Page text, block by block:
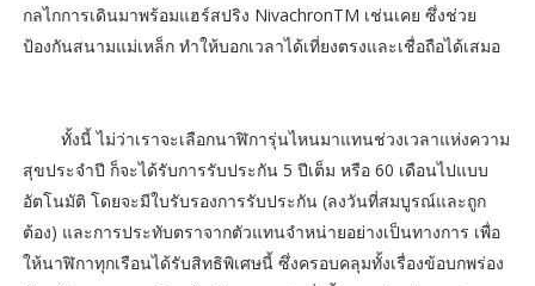
กลไกการเดินมาพร้อมแฮร์สปริง NivachronTM เช่นเคย ซึ่งช่วย
ป้องกันสนามแม่เหล็ก ทำให้บอกเวลาได้เที่ยงตรงและเชื่อถือได้เสมอ
ทั้งนี้ ไม่ว่าเราจะเลือกนาฬิการุ่นไหนมาแทนช่วงเวลาแห่งความ
สุขประจำปี ก็จะได้รับการรับประกัน 5 ปีเต็ม หรือ 60 เดือนไปแบบ
อัตโนมัติ โดยจะมีใบรับรองการรับประกัน (ลงวันที่สมบูรณ์และถูก
ต้อง) และการประทับตราจากตัวแทนจำหน่ายอย่างเป็นทางการ เพื่อ
ให้นาฬิกาทุกเรือนได้รับสิทธิพิเศษนี้ ซึ่งครอบคลุมทั้งเรื่องข้อบกพร่อง